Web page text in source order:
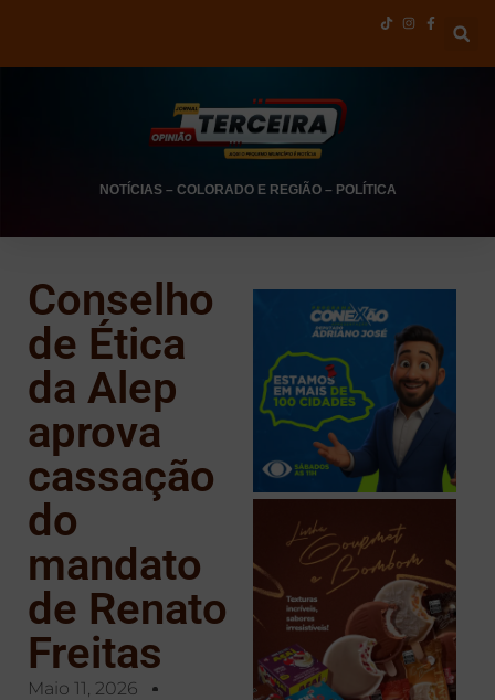
NOTÍCIAS– COLORADO E REGIÃO– POLÍTICA
Conselho
de Ética
da Alep
aprova
cassação
do
mandato
de Renato
Freitas
Maio 11, 2026